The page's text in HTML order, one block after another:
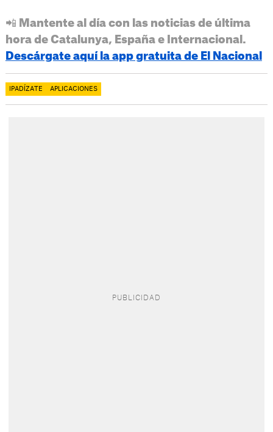
📲 Mantente al día con las noticias de última
hora de Catalunya, España e Internacional.
Descárgate aquí la app gratuita de El Nacional
IPADÍZATE APLICACIONES